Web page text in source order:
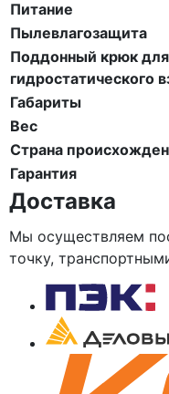
Питание
Пылевлагозащита
Поддонный крюк для
гидростатического
Габариты
Вес
Страна
Гарантия
Доставка
Мы осуществляем
точку,